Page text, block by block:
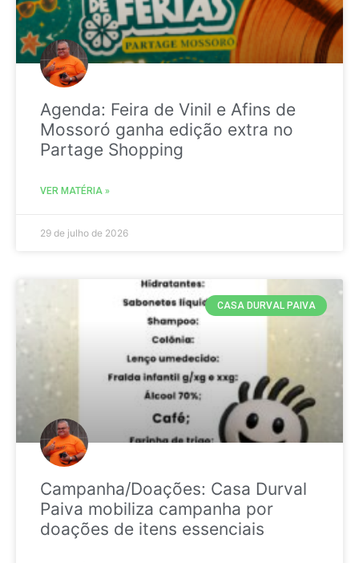
Agenda: Feira de Vinil e Afins de
Mossoró ganha edição extra no
Partage Shopping
VER MATÉRIA »
29 de julho de 2026
CASA DURVAL PAIVA
Campanha/Doações: Casa Durval
Paiva mobiliza campanha por
doações de itens essenciais